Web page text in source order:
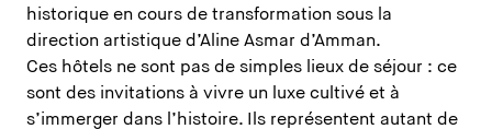
historique en cours de transformation sous la
direction artistique d’Aline Asmar d’Amman.
Ces hôtels ne sont pas de simples lieux de séjour : ce
sont des invitations à vivre un luxe cultivé et à
s’immerger dans l’histoire. Ils représentent autant de